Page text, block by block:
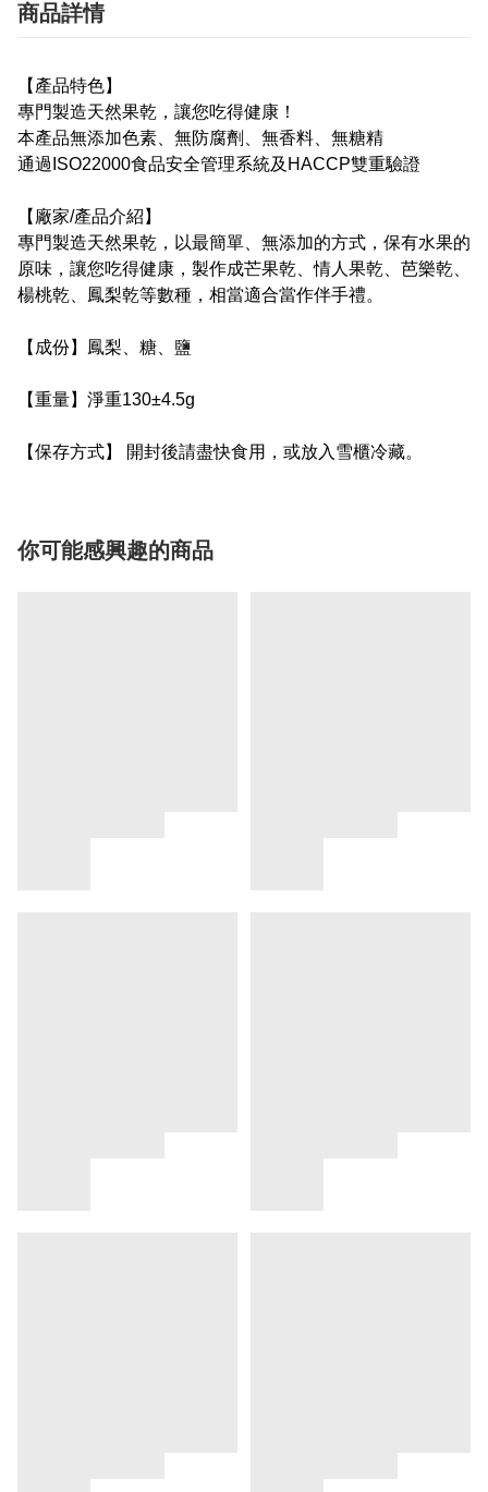
商品詳情
【產品特色】
專門製造天然果乾，讓您吃得健康！
本產品無添加色素、無防腐劑、無香料、無糖精
通過ISO22000食品安全管理系統及HACCP雙重驗證
【廠家/產品介紹】
專門製造天然果乾，以最簡單、無添加的方式，保有水果的
原味，讓您吃得健康，製作成芒果乾、情人果乾、芭樂乾、
楊桃乾、鳳梨乾等數種，相當適合當作伴手禮。
【成份】鳳梨、糖、鹽
【重量】淨重130±4.5g
【保存方式】 開封後請盡快食用，或放入雪櫃冷藏。
你可能感興趣的商品